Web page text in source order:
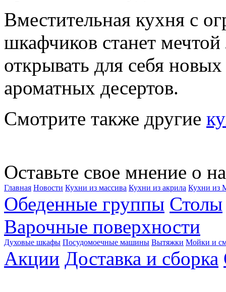
Вместительная кухня с
шкафчиков станет
открывать для себя
ароматных десертов.
Смотрите также другие
Оставьте свое мнение о
Главная Новости Кухни из массива Кухни из акрила Кухни из
Обеденные группы Столы
Варочные поверхности
Духовые шкафы Посудомоечные машины Вытяжки Мойки и
Акции Доставка и сборка